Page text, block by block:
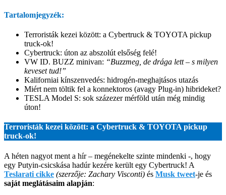
Tartalomjegyzék:
Terroristák kezei között: a Cybertruck & TOYOTA pickup
truck-ok!
Cybertruck: úton az abszolút elsőség felé!
VW ID. BUZZ minivan: “Buzzmeg, de drága lett – s milyen
keveset tud!”
Kaliforniai kínszenvedés: hidrogén-meghajtásos utazás
Miért nem töltik fel a konnektoros (avagy Plug-in) hibrideket?
TESLA Model S: sok százezer mérföld után még mindig
úton!
Terroristák kezei között: a Cybertruck & TOYOTA pickup
truck-ok!
A héten nagyot ment a hír – megénekelte szinte mindenki -, hogy
egy Putyin-csicskása hadúr kezére került egy Cybertruck! A
Teslarati cikke (szerzője: Zachary Visconti) és Musk tweet-je és
saját meglátásaim alapján: